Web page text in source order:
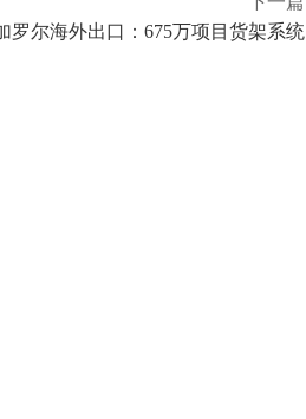
罗尔海外出口：675万项目货架系统